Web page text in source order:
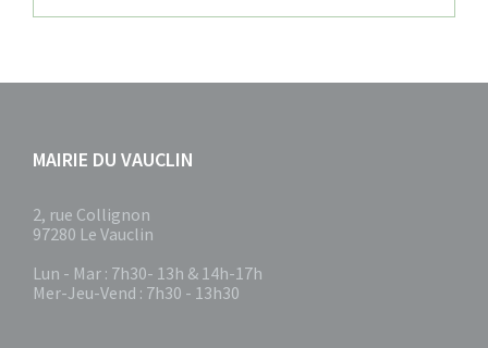
MAIRIE DU VAUCLIN
2, rue Collignon
97280 Le Vauclin
Lun - Mar : 7h30- 13h & 14h-17h
Mer-Jeu-Vend : 7h30 - 13h30